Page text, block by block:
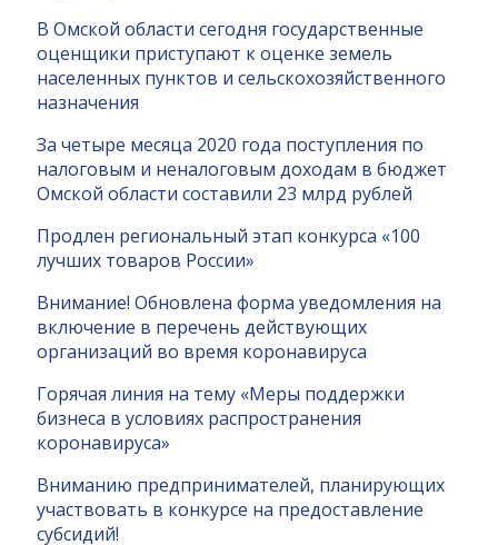
В Омской области сегодня государственные
оценщики приступают к оценке земель
населенных пунктов и сельскохозяйственного
назначения
За четыре месяца 2020 года поступления по
налоговым и неналоговым доходам в бюджет
Омской области составили 23 млрд рублей
Продлен региональный этап конкурса «100
лучших товаров России»
Внимание! Обновлена форма уведомления на
включение в перечень действующих
организаций во время коронавируса
Горячая линия на тему «Меры поддержки
бизнеса в условиях распространения
коронавируса»
Вниманию предпринимателей, планирующих
участвовать в конкурсе на предоставление
субсидий!